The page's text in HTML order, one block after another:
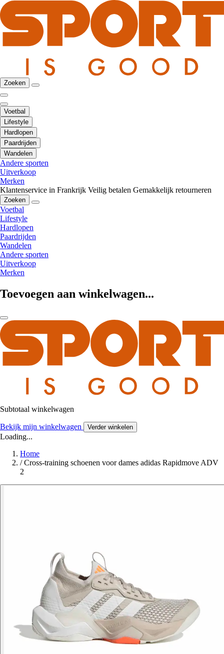
Zoeken
Voetbal
Lifestyle
Hardlopen
Paardrijden
Wandelen
Andere sporten
Uitverkoop
Merken
Klantenservice in Frankrijk Veilig betalen Gemakkelijk retourneren
Zoeken
Voetbal
Lifestyle
Hardlopen
Paardrijden
Wandelen
Andere sporten
Uitverkoop
Merken
Toevoegen aan winkelwagen...
Subtotaal winkelwagen
Bekijk mijn winkelwagen Verder winkelen
Loading...
Home
/ Cross-training schoenen voor dames adidas Rapidmove ADV
2